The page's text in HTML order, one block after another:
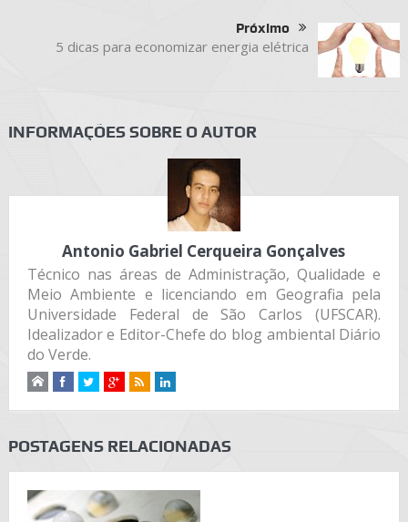
Próximo
5 dicas para economizar energia elétrica
INFORMAÇÕES SOBRE O AUTOR
Antonio Gabriel Cerqueira Gonçalves
Técnico nas áreas de Administração, Qualidade e
Meio Ambiente e licenciando em Geografia pela
Universidade Federal de São Carlos (UFSCAR).
Idealizador e Editor-Chefe do blog ambiental Diário
do Verde.
POSTAGENS RELACIONADAS